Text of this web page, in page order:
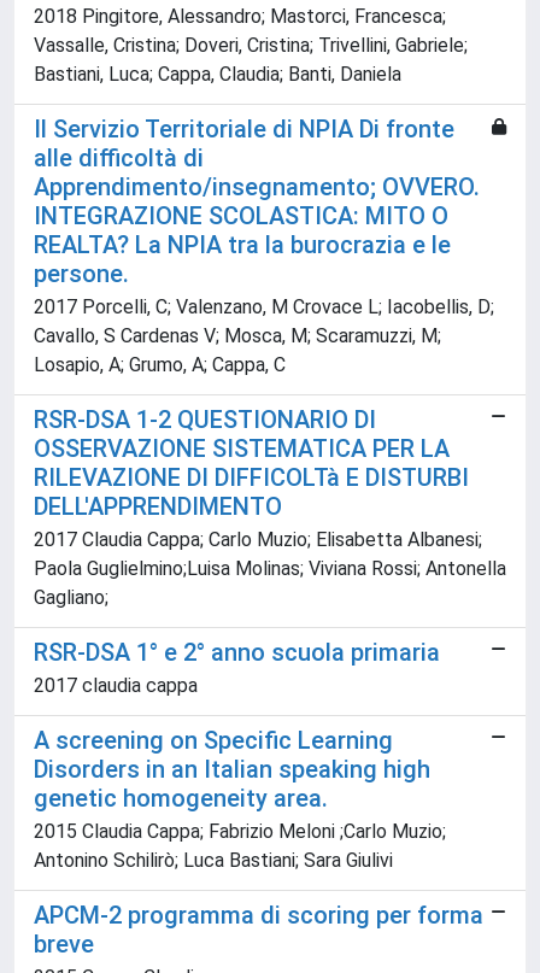
2018 Pingitore, Alessandro; Mastorci, Francesca;
Vassalle, Cristina; Doveri, Cristina; Trivellini, Gabriele;
Bastiani, Luca; Cappa, Claudia; Banti, Daniela
Il Servizio Territoriale di NPIA Di fronte
alle difficoltà di
Apprendimento/insegnamento; OVVERO.
INTEGRAZIONE SCOLASTICA: MITO O
REALTA? La NPIA tra la burocrazia e le
persone.
2017 Porcelli, C; Valenzano, M Crovace L; Iacobellis, D;
Cavallo, S Cardenas V; Mosca, M; Scaramuzzi, M;
Losapio, A; Grumo, A; Cappa, C
RSR-DSA 1-2 QUESTIONARIO DI
OSSERVAZIONE SISTEMATICA PER LA
RILEVAZIONE DI DIFFICOLTà E DISTURBI
DELL'APPRENDIMENTO
2017 Claudia Cappa; Carlo Muzio; Elisabetta Albanesi;
Paola Guglielmino;Luisa Molinas; Viviana Rossi; Antonella
Gagliano;
RSR-DSA 1° e 2° anno scuola primaria
2017 claudia cappa
A screening on Specific Learning
Disorders in an Italian speaking high
genetic homogeneity area.
2015 Claudia Cappa; Fabrizio Meloni ;Carlo Muzio;
Antonino Schilirò; Luca Bastiani; Sara Giulivi
APCM-2 programma di scoring per forma
breve